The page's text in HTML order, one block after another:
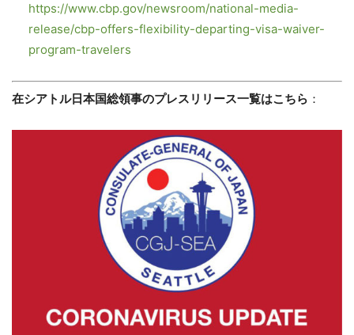
https://www.cbp.gov/newsroom/national-media-
release/cbp-offers-flexibility-departing-visa-waiver-
program-travelers
在シアトル日本国総領事のプレスリリース一覧はこちら ：